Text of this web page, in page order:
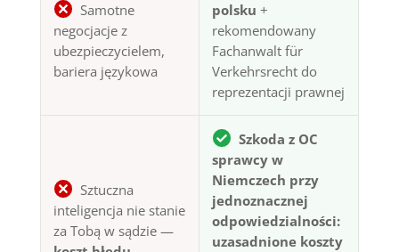
Samotne
negocjacje z
ubezpieczycielem,
bariera językowa
polsku +
rekomendowany
Fachanwalt für
Verkehrsrecht do
reprezentacji prawnej
Sztuczna
inteligencja nie stanie
za Tobą w sądzie —
Szkoda z OC
sprawcy w
Niemczech przy
jednoznacznej
odpowiedzialności:
uzasadnione koszty